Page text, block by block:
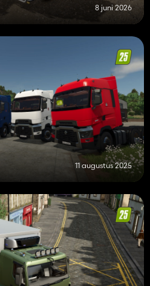
8 juni 2026
11 augustus 2025